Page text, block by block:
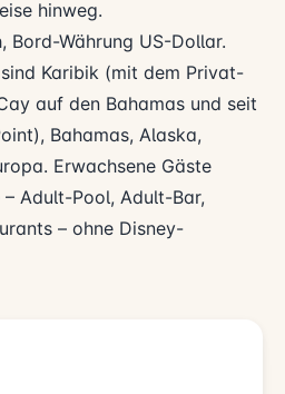
hinweg.
Bord-Währung US-Dollar.
Karibik (mit dem Privat-
auf den Bahamas und seit
Bahamas, Alaska,
Erwachsene Gäste
Adult-Pool, Adult-Bar,
– ohne Disney-